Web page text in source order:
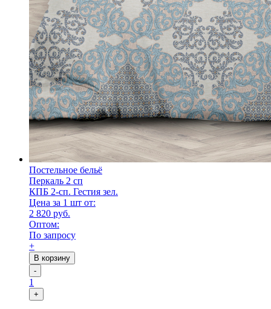
Постельное бельё
Перкаль 2 сп
КПБ 2-сп. Гестия зел.
Цена за 1 шт от:
2 820 руб.
Оптом:
По запросу
+
В корзину
-
1
+